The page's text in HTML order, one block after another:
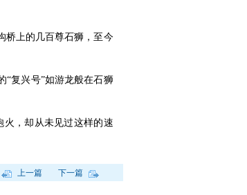
桥上的几百尊石狮，至今
“复兴号”如游龙般在石狮
火，却从未见过这样的速
上一篇 下一篇